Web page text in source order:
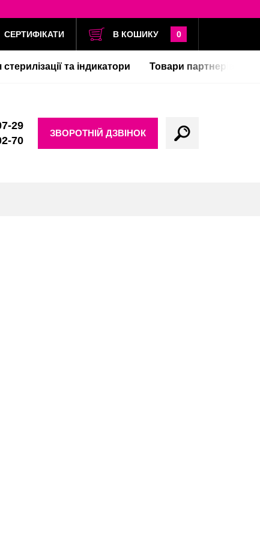
СЕРТИФІКАТИ В КОШИКУ 0
та індикатори Товари партнерів
29
70
ЗВОРОТНІЙ ДЗВІНОК